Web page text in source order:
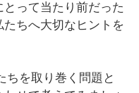
って当たり前だった
ちへ大切なヒントを
ちを取り巻く問題と